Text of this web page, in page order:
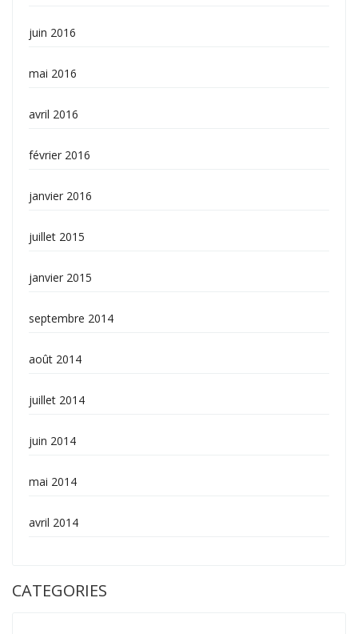
juin 2016
mai 2016
avril 2016
février 2016
janvier 2016
juillet 2015
janvier 2015
septembre 2014
août 2014
juillet 2014
juin 2014
mai 2014
avril 2014
CATEGORIES